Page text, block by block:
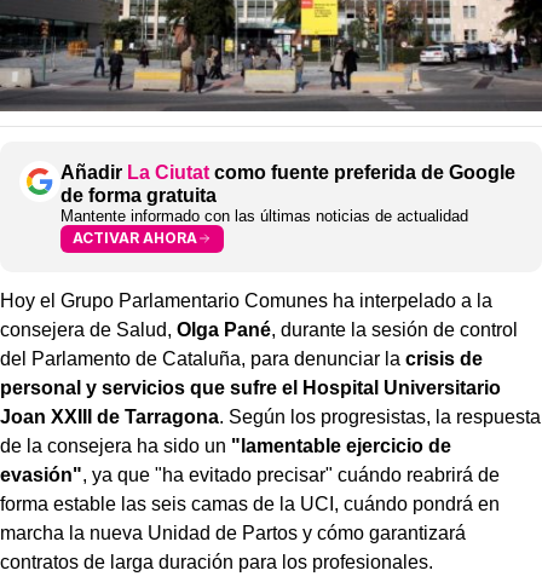
Añadir La Ciutat como fuente preferida de Google
de forma gratuita
Mantente informado con las últimas noticias de actualidad
ACTIVAR AHORA
Hoy el Grupo Parlamentario Comunes ha interpelado a la
consejera de Salud, Olga Pané, durante la sesión de control
del Parlamento de Cataluña, para denunciar la crisis de
personal y servicios que sufre el Hospital Universitario
Joan XXIII de Tarragona. Según los progresistas, la respuesta
de la consejera ha sido un "lamentable ejercicio de
evasión", ya que "ha evitado precisar" cuándo reabrirá de
forma estable las seis camas de la UCI, cuándo pondrá en
marcha la nueva Unidad de Partos y cómo garantizará
contratos de larga duración para los profesionales.